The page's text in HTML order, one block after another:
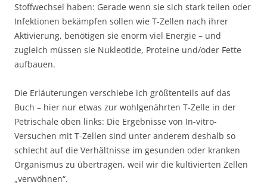
Stoffwechsel haben: Gerade wenn sie sich stark teilen oder
Infektionen bekämpfen sollen wie T-Zellen nach ihrer
Aktivierung, benötigen sie enorm viel Energie – und
zugleich müssen sie Nukleotide, Proteine und/oder Fette
aufbauen.
Die Erläuterungen verschiebe ich größtenteils auf das
Buch – hier nur etwas zur wohlgenährten T-Zelle in der
Petrischale oben links: Die Ergebnisse von In-vitro-
Versuchen mit T-Zellen sind unter anderem deshalb so
schlecht auf die Verhältnisse im gesunden oder kranken
Organismus zu übertragen, weil wir die kultivierten Zellen
„verwöhnen“.